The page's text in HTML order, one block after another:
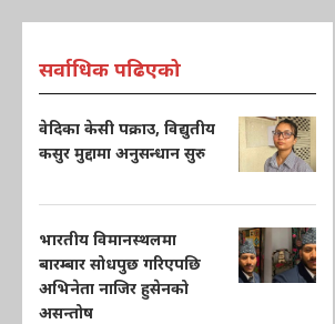
सर्वाधिक पढिएको
वेदिका केसी पक्राउ, विद्युतीय
कसुर मुद्दामा अनुसन्धान सुरु
भारतीय विमानस्थलमा
बारम्बार सोधपुछ गरिएपछि
अभिनेता नाजिर हुसेनको
असन्तोष
भारतका चिकित्सकले पाकिस्तानकी